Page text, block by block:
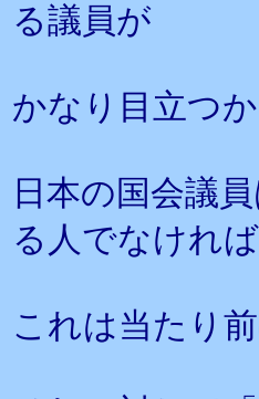
る議員が
かなり目立つか
日本の国会議
る人でなけれ
これは当たり